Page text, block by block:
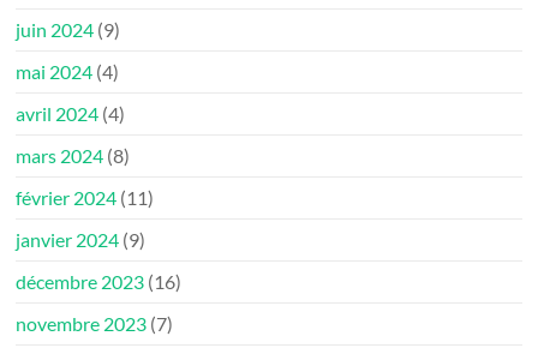
juin 2024 (9)
mai 2024 (4)
avril 2024 (4)
mars 2024 (8)
février 2024 (11)
janvier 2024 (9)
décembre 2023 (16)
novembre 2023 (7)